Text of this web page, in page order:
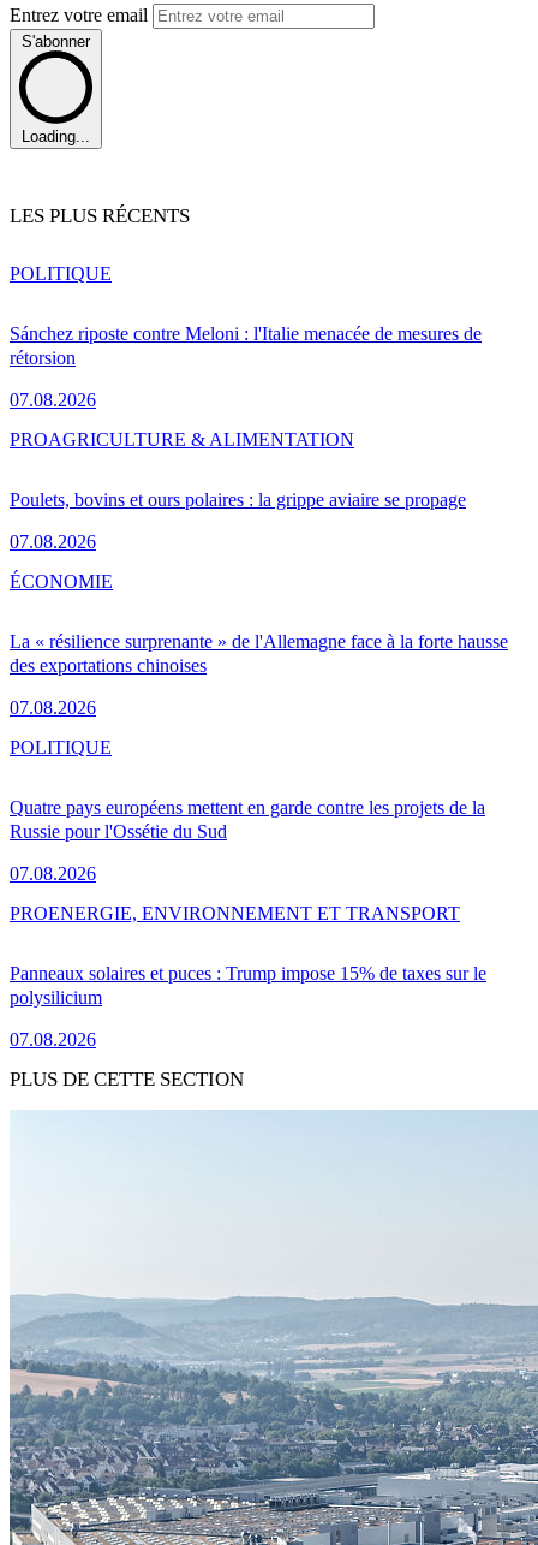
Entrez votre email
S'abonner
Loading...
LES PLUS RÉCENTS
Sánchez riposte contre Meloni : l'Italie menacée de mesures de
rétorsion
07.08.2026
POLITIQUE
Poulets, bovins et ours polaires : la grippe aviaire se propage
07.08.2026
PROAGRICULTURE & ALIMENTATION
La « résilience surprenante » de l'Allemagne face à la forte hausse
des exportations chinoises
07.08.2026
ÉCONOMIE
Quatre pays européens mettent en garde contre les projets de la
Russie pour l'Ossétie du Sud
07.08.2026
POLITIQUE
Panneaux solaires et puces : Trump impose 15% de taxes sur le
polysilicium
07.08.2026
PROENERGIE, ENVIRONNEMENT ET TRANSPORT
PLUS DE CETTE SECTION